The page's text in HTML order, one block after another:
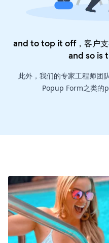
and to top it off，客户
and so is
此外，我们的专家工程师团
Popup Form之类的